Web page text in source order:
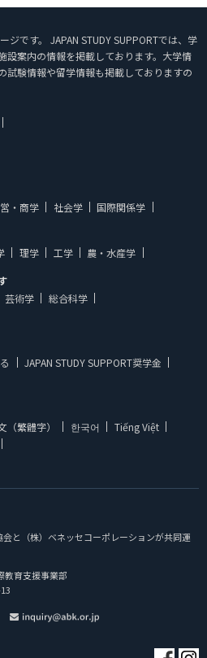
ジです。 JAPAN STUDY SUPPORTでは、学
設案内の情報を掲載しております。大学情
試験情報や留学情報も掲載しておりますの
・商学 社会学
国際関係学
理学 工学
農・水産学
芸術学 総合科学
JAPAN STUDY SUPPORT奨学金
（繁體字） 한국어
Tiếng Việt
と（株）ベネッセコーポレーションが共同運
教育支援事業部